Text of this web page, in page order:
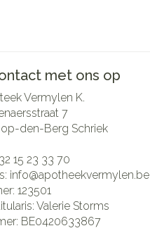
met ons op
Vermylen K.
7
den-Berg Schriek
15 23 33 70
info@apotheekvermylen.be
123501
Valerie Storms
BE0420633867